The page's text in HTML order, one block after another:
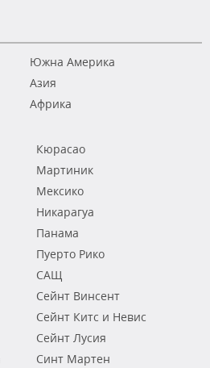
Южна Америка
Азия
Африка
Кюрасао
Мартиник
Мексико
Никарагуа
Панама
Пуерто Рико
САЩ
Сейнт Винсент
Сейнт Китс и Невис
Сейнт Лусия
Синт Мартен